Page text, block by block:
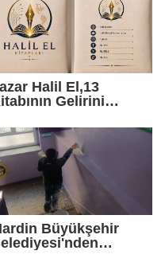
Halil El,13
Gelirini
Büyükşehir